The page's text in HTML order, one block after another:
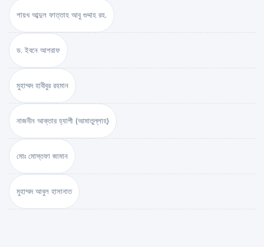
শায়খ আব্দুল ফাত্তাহ আবু গুদ্দাহ রহ.
ড. ইবনে আশরাফ
মুহাম্মদ হাবীবুর রহমান
নাজনীন আক্তার হ্যাপী (আমাতুল্লাহ)
মোঃ মোস্তফা জামান
মুহাম্মদ আবুল হাসানাত